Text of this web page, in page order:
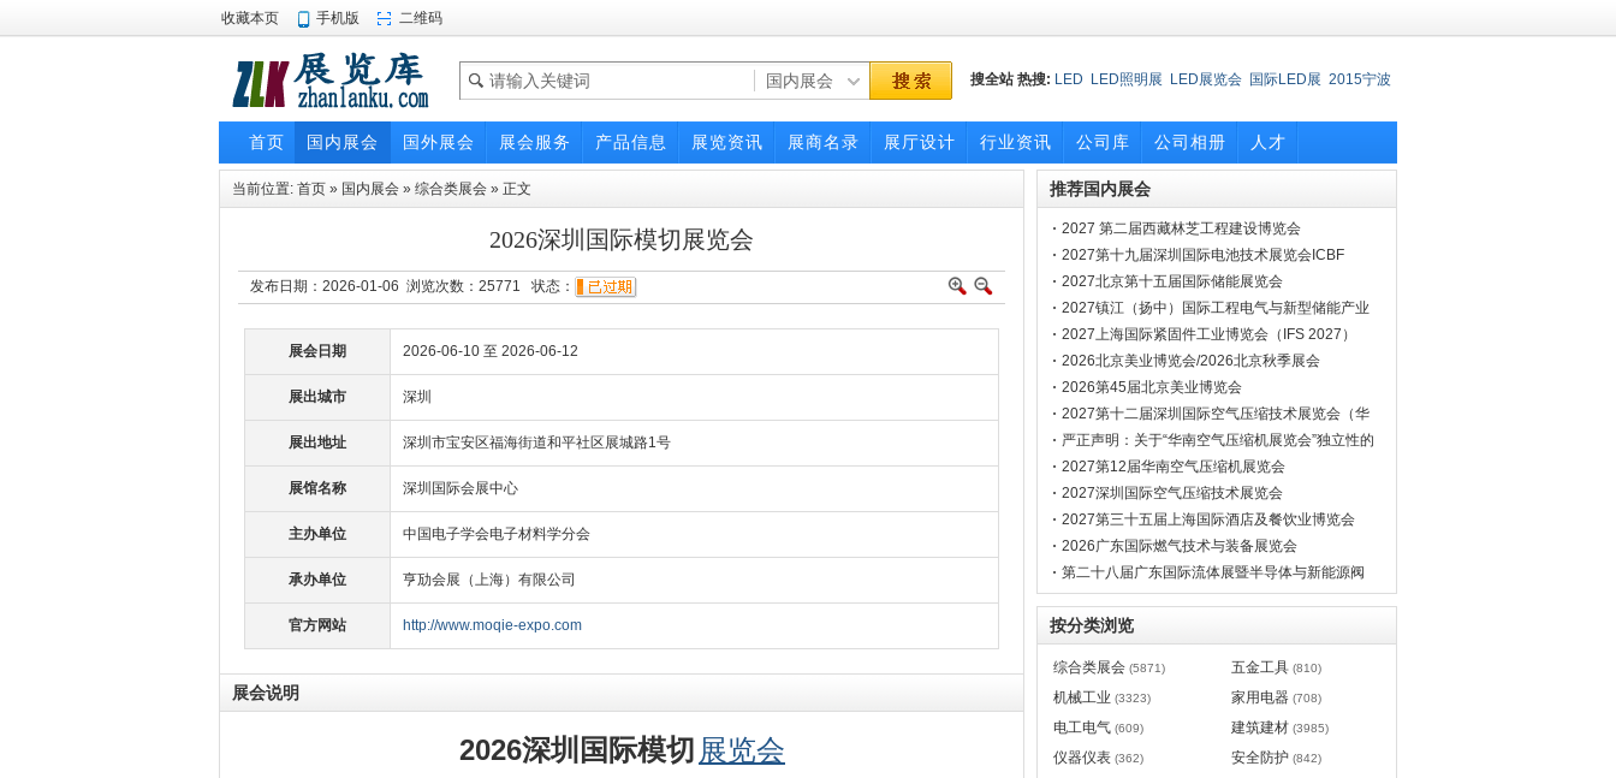
收藏本页 手机版 二维码
搜全站 热搜: LED LED照明展 LED展览会 国际LED展 2015宁波
首页 国内展会 国外展会 展会服务 产品信息 展览资讯 展商名录 展厅设计 行业资讯 公司库 公司相册 人才
当前位置: 首页 » 国内展会 » 综合类展会 » 正文
2026深圳国际模切展览会
发布日期：2026-01-06 浏览次数： 25771 状态：
展会日期 2026-06-10 至 2026-06-12
展出城市 深圳
展出地址 深圳市宝安区福海街道和平社区展城路1号
展馆名称 深圳国际会展中心
主办单位 中国电子学会电子材料学分会
承办单位 亨劢会展（上海）有限公司
官方网站 http://www.moqie-expo.com
展会说明
2026深圳 国际模切 展览会
推荐国内展会
2027 第二届西藏林芝工程建设博览会
2027第十九届深圳国际电池技术展览会ICBF
2027北京第十五届国际储能展览会
2027镇江（扬中）国际工程电气与新型储能产业
博览会
2027上海国际紧固件工业博览会（IFS 2027）
2026北京美业博览会/2026北京秋季展会
2026第45届北京美业博览会
2027第十二届深圳国际空气压缩技术展览会（华
南空压机展会）
严正声明：关于“华南空气压缩机展览会”独立性的
声明
2027第12届华南空气压缩机展览会
2027深圳国际空气压缩技术展览会
2027第三十五届上海国际酒店及餐饮业博览会
2026广东国际燃气技术与装备展览会
第二十八届广东国际流体展暨半导体与新能源阀
门管道展览会
按分类浏览
综合类展会 (5871) 五金工具 (810)
机械工业 (3323) 家用电器 (708)
电工电气 (609) 建筑建材 (3985)
仪器仪表 (362) 安全防护 (842)